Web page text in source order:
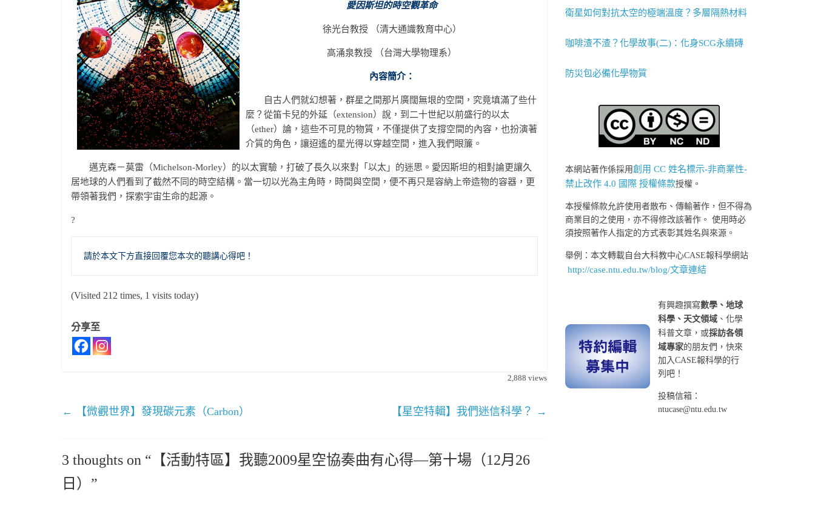
愛因斯坦的時空觀革命
徐光台教授 （清大通識教育中心）
高涌泉教授 （台灣大學物理系）
內容簡介：
自古人們就幻想著，群星之間那片廣闊無垠的空間，究竟填滿了些什
麼？從笛卡兒的外延（extension）說，到二十世紀以前盛行的以太
（ether）論，這些不可見的物質，不僅提供了支撐空間的內容，也扮演著
介質的角色，讓迢遙的星光得以穿越空間，進入我們眼簾。
邁克森－莫雷（Michelson-Morley）的以太實驗，打破了長久以來對「以太」的迷思。愛因斯坦的相對論更讓久
居地球的人們看到了截然不同的時空結構。當一切以光為主角時，時間與空間，便不再只是容納上帝造物的容器，更
帶領著我們，探索宇宙生命的起源。
?
請於本文下方直接回覆您本次的聽講心得吧！
(Visited 212 times, 1 visits today)
分享至
2,888 views
← 【微觀世界】發現碳元素（Carbon） 【星空特輯】我們迷信科學？ →
3 thoughts on “ 【活動特區】我聽2009星空協奏曲有心得—第十場（12月26
日） ”
衛星如何對抗太空的極端溫度？多層隔熱材料
咖啡渣不渣？化學故事(二)：化身SCG永續磚
防災包必備化學物質
本網站著作係採用創用 CC 姓名標示-非商業性-
禁止改作 4.0 國際 授權條款授權。
本授權條款允許使用者散布、傳輸著作，但不得為
商業目的之使用，亦不得修改該著作。 使用時必
須按照著作人指定的方式表彰其姓名與來源。
舉例：本文轉載自台大科教中心CASE報科學網站
http://case.ntu.edu.tw/blog/文章連結
有興趣撰寫數學、地球
科學、天文領域 、化學
科普文章，或採訪各領
域專家的朋友們，快來
加入CASE報科學的行
列吧！
投稿信箱：
ntucase@ntu.edu.tw